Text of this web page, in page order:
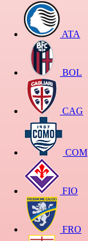
ATA
BOL
CAG
COM
FIO
FRO